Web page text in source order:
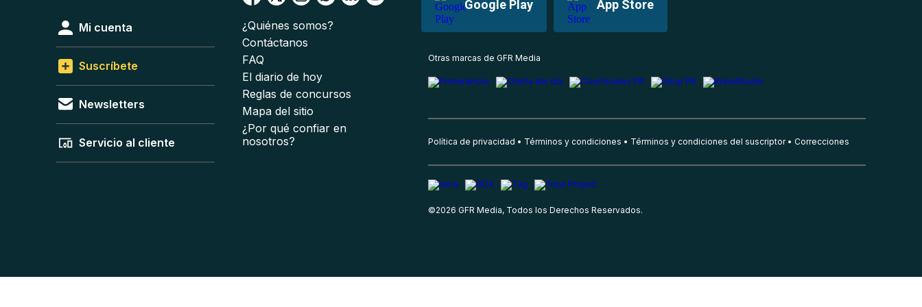
Google Play App Store
Mi cuenta
Suscríbete
Newsletters
Servicio al cliente
¿Quiénes somos?
Contáctanos
FAQ
El diario de hoy
Reglas de concursos
Mapa del sitio
¿Por qué confiar en
nosotros?
Otras marcas de GFR Media
Política de privacidad Términos y condiciones Términos y condiciones del suscriptor Correcciones
©2026 GFR Media, Todos los Derechos Reservados.